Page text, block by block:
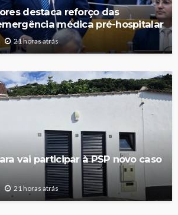
destaca reforço das
médica pré-hospitalar
21 horas atrás
vai participar à PSP novo caso
21 horas atrás